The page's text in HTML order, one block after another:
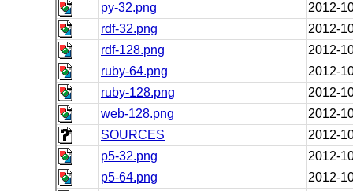
py-32.png
2012-
rdf-32.png
2012-
rdf-128.png
2012-
ruby-64.png
2012-
ruby-128.png
2012-
web-128.png
2012-
SOURCES
2012-
p5-32.png
2012-
p5-64.png
2012-